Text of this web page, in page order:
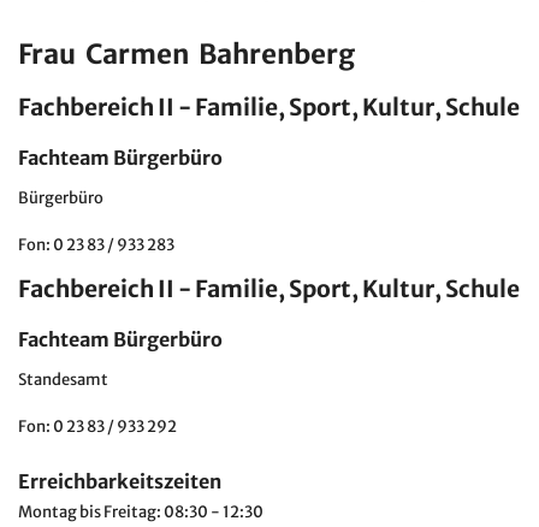
Frau Carmen Bahrenberg
Fachbereich II - Familie, Sport, Kultur, Schule
Fachteam Bürgerbüro
Bürgerbüro
Fon: 0 23 83 / 933 283
Fachbereich II - Familie, Sport, Kultur, Schule
Fachteam Bürgerbüro
Standesamt
Fon: 0 23 83 / 933 292
Erreichbarkeitszeiten
Montag bis Freitag: 08:30 - 12:30